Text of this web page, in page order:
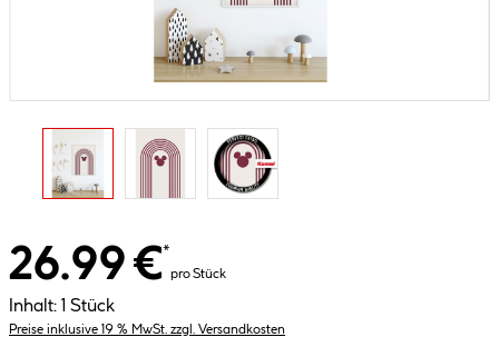
26.99 €*
pro Stück
Inhalt: 1 Stück
Preise inklusive 19 % MwSt. zzgl. Versandkosten